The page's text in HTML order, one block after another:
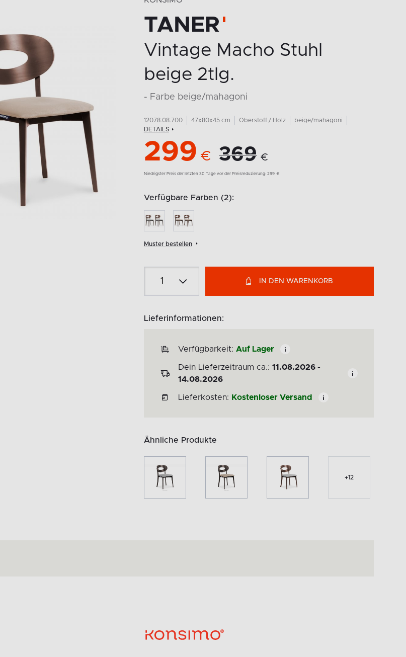
TANER
Vintage Macho Stuhl
beige 2tlg.
- Farbe beige/mahagoni
12078.08.700 47x80x45 cm Oberstoff / Holz
beige/mahagoni
DETAILS
299 € 369 €
Niedrigster Preis der letzten 30 Tage vor der Preisreduzierung: 299 €
Verfügbare Farben (2):
Muster bestellen
IN DEN WARENKORB
Lieferinformationen:
Verfügbarkeit: Auf Lager
Dein Lieferzeitraum ca.: 11.08.2026 -
14.08.2026
Lieferkosten: Kostenloser Versand
Ähnliche Produkte
+12